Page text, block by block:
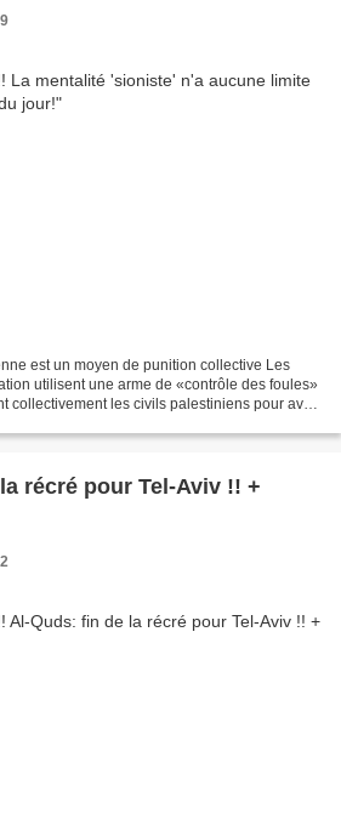
est un moyen de punition collective Les
utilisent une arme de «contrôle des foules»
collectivement les civils palestiniens pour avoir
récré pour Tel-Aviv !! +